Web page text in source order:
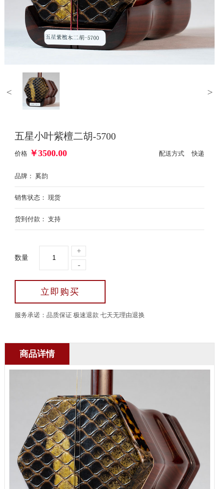
< >
五星小叶紫檀二胡-5700
价格 ￥3500.00 配送方式 快递
品牌： 奚韵
销售状态： 现货
货到付款： 支持
数量
-
+
立即购买
服务承诺：品质保证 极速退款 七天无理由退换
商品详情